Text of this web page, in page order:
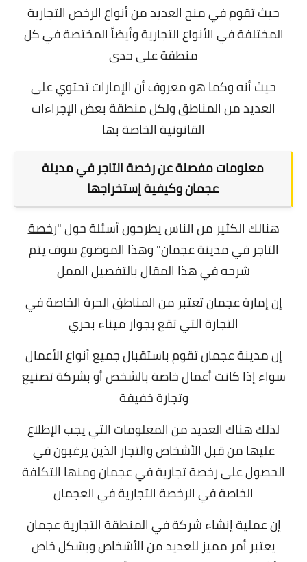
حيث تقوم في منح العديد من أنواع الرخص التجارية
المختلفة في الأنواع التجارية وأيضاً المختصة في كل
منطقة على حدى
حيث أنه وكما هو معروف أن الإمارات تحتوي على
العديد من المناطق ولكل منطقة بعض الإجراءات
القانونية الخاصة بها
معلومات مفصلة عن رخصة التاجر في مدينة
عجمان وكيفية إستخراجها
هنالك الكثير من الناس يطرحون أسئلة حول "رخصة
التاجر في مدينة عجمان" وهذا الموضوع سوف يتم
شرحه في هذا المقال بالتفصيل الممل
إن إمارة عجمان تعتبر من المناطق الحرة الخاصة في
التجارة التي تقع بجوار ميناء بحري
إن مدينة عجمان تقوم باستقبال جميع أنواع الأعمال
سواء إذا كانت أعمال خاصة بالشخص أو بشركة تصنيع
وتجارة خفيفة
لذلك هناك العديد من المعلومات التي يجب الإطلاع
عليها من قبل الأشخاص والتجار الذين يرغبون في
الحصول على رخصة تجارية في عجمان ومنها التكلفة
الخاصة في الرخصة التجارية في العجمان
إن عملية إنشاء شركة في المنطقة التجارية عجمان
يعتبر أمر مميز للعديد من الأشخاص وبشكل خاص